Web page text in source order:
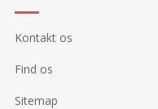
Kontakt os
Find os
Sitemap